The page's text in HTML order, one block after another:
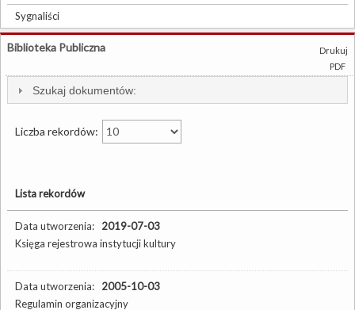
Sygnaliści
Drukuj
PDF
Biblioteka Publiczna
Szukaj dokumentów:
Liczba rekordów:
Lista rekordów
Data utworzenia: 2019-07-03
Księga rejestrowa instytucji kultury
Data utworzenia: 2005-10-03
Regulamin organizacyjny